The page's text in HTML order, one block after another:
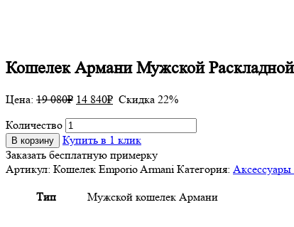
Кошелек Армани Мужской
Цена: 19 080₽ 14 840₽ Скидка 22%
Количество
В корзину
Купить в 1 клик
Заказать бесплатную примерку
Артикул: Кошелек Emporio Armаni Категория:
Тип Мужской кошелек Армани